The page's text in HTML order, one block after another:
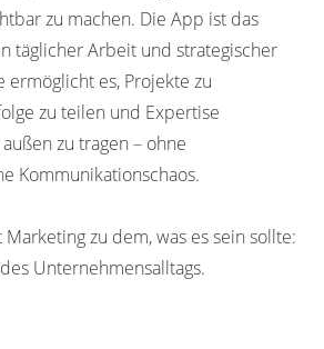
zu machen. Die App ist das
täglicher Arbeit und strategischer
ermöglicht es, Projekte zu
zu teilen und Expertise
zu tragen – ohne
Kommunikationschaos.
zu dem, was es sein sollte:
Unternehmensalltags.